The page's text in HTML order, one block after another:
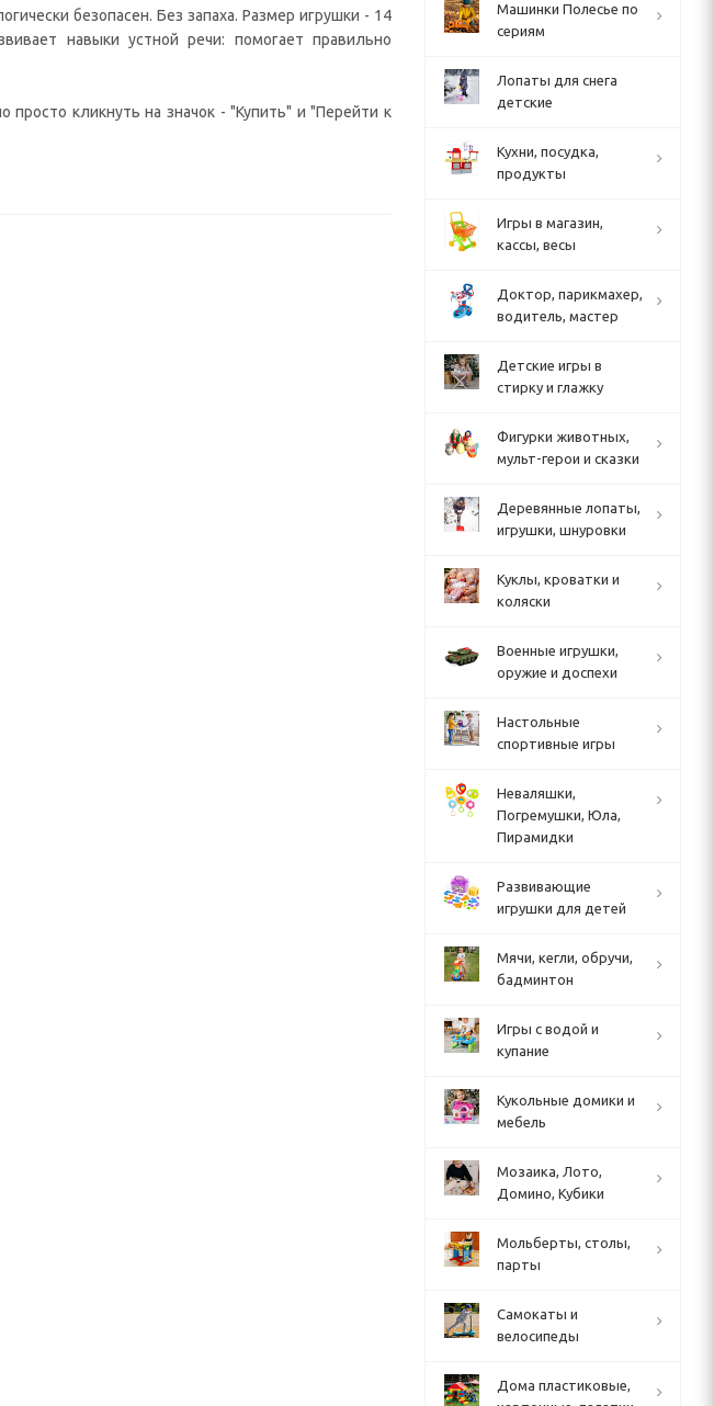
безопасен. Без запаха. Размер игрушки - 14
навыки устной речи: помогает правильно
кликнуть на значок - "Купить" и "Перейти к
Машинки Полесье по
сериям
Лопаты для снега
детские
Кухни, посудка,
продукты
Игры в магазин,
кассы, весы
Доктор, парикмахер,
водитель, мастер
Детские игры в
стирку и глажку
Фигурки животных,
мульт-герои и сказки
Деревянные лопаты,
игрушки, шнуровки
Куклы, кроватки и
коляски
Военные игрушки,
оружие и доспехи
Настольные
спортивные игры
Неваляшки,
Погремушки, Юла,
Пирамидки
Развивающие
игрушки для детей
Мячи, кегли, обручи,
бадминтон
Игры с водой и
купание
Кукольные домики и
мебель
Мозаика, Лото,
Домино, Кубики
Мольберты, столы,
парты
Cамокаты и
велосипеды
Дома пластиковые,